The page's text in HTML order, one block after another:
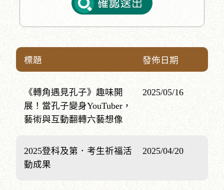
標題 發佈日期
《轉角遇見孔子》趣味開
展！當孔子變身YouTuber，
藝術與互動翻轉六藝想像
2025/05/16
2025登科及第．考生祈福活
動成果
2025/04/20